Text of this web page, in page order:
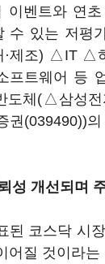
이벤트와 연
수 있는 저평
·제조) △IT △
트웨어 등
도체(△삼성
권(039490))
성 개선되며
된 코스닥 시
어질 것이라